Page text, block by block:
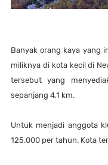
Banyak orang kaya yang
miliknya di kota kecil di
tersebut yang
sepanjang 4,1 km.
Untuk menjadi anggota
125.000 per tahun. Kota